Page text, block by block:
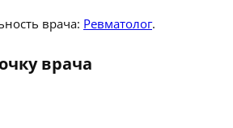
врача: Ревматолог.
врача